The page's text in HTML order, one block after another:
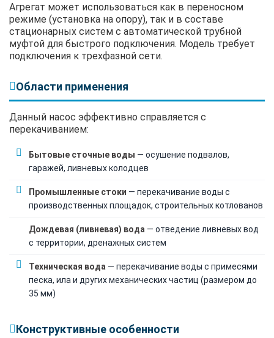
Агрегат может использоваться как в переносном
режиме (установка на опору), так и в составе
стационарных систем с автоматической трубной
муфтой для быстрого подключения. Модель требует
подключения к трехфазной сети.
Области применения
Данный насос эффективно справляется с
перекачиванием:
Бытовые сточные воды — осушение подвалов,
гаражей, ливневых колодцев
Промышленные стоки — перекачивание воды с
производственных площадок, строительных котлованов
Дождевая (ливневая) вода — отведение ливневых вод
с территории, дренажных систем
Техническая вода — перекачивание воды с примесями
песка, ила и других механических частиц (размером до
35 мм)
Конструктивные особенности